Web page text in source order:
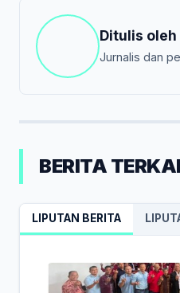
Ditulis oleh
Jurnalis dan
BERITA
LIPUTAN BERITA